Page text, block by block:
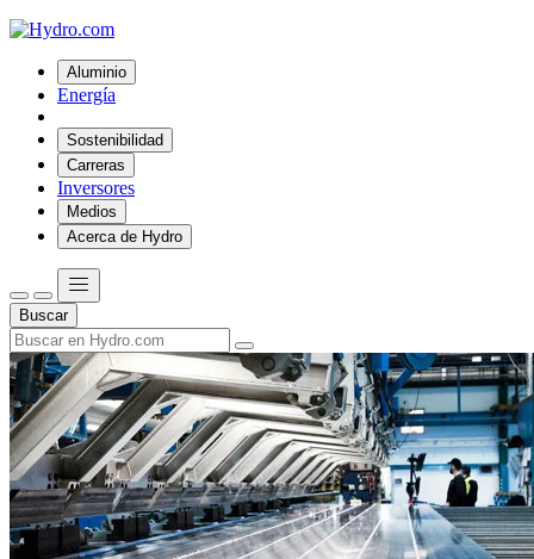
Aluminio
Energía
Sostenibilidad
Carreras
Inversores
Medios
Acerca de Hydro
Buscar